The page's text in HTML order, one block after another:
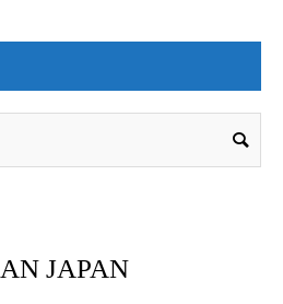
JAPAN